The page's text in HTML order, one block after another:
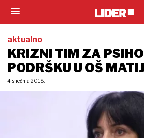
aktualno
KRIZNI TIM ZA
PODRŠKU U OŠ
4. siječnja 2018.